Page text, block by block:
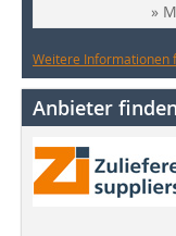
»
Weitere Informationen
Anbieter finden